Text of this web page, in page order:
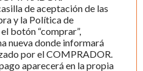
de aceptación de las
y la Política de
botón “comprar”,
nueva donde informará
por el COMPRADOR.
aparecerá en la propia